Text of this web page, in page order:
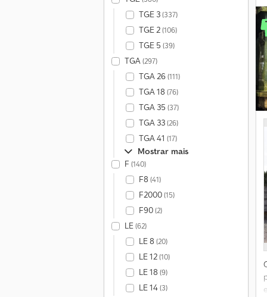
TGE 3(337)
TGE 2(106)
TGE 5 (39)
TGA(297)
TGA 26(111)
TGA 18 (76)
TGA 35 (37)
TGA 33(26)
TGA 41 (17)
Mostrar mais
F (140)
F8 (41)
F2000(15)
F90(2)
LE(62)
LE 8 (20)
LE 12(10)
LE 18 (9)
LE 14(3)